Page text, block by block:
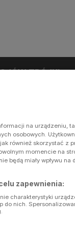
TRÓJKI
na urządzeniu,
osobowych.
również skorzystać z
momencie na
będą miały wpływu na
zapewnienia:
charakterystyki
do nich.